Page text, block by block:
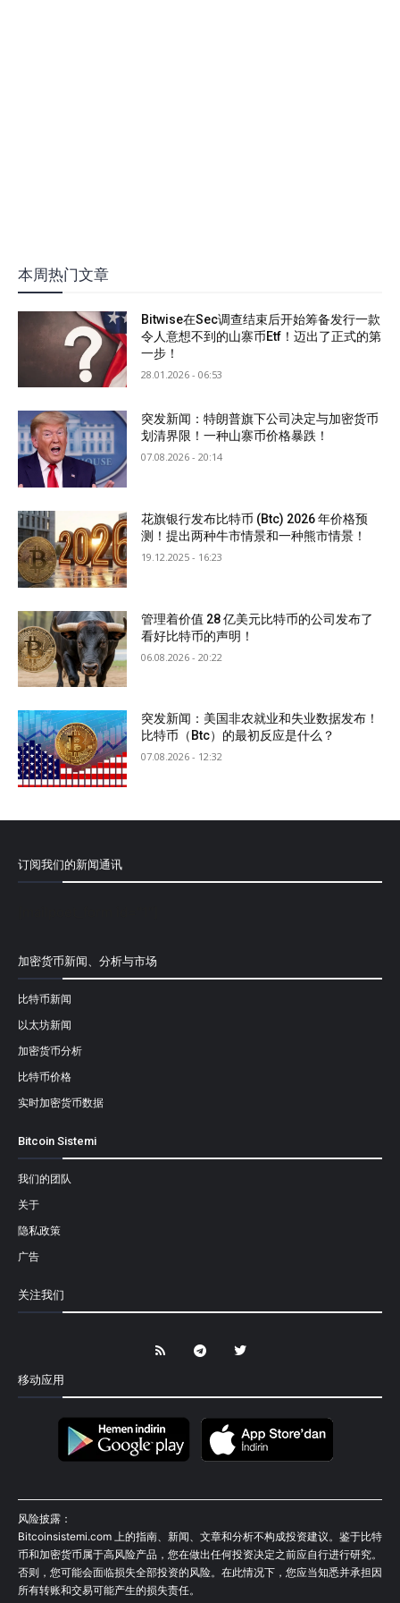
本周热门文章
Bitwise在Sec调查结束后开始筹备发行一款
令人意想不到的山寨币Etf！迈出了正式的第
一步！
28.01.2026 - 06:53
突发新闻：特朗普旗下公司决定与加密货币
划清界限！一种山寨币价格暴跌！
07.08.2026 - 20:14
花旗银行发布比特币 (Btc) 2026 年价格预
测！提出两种牛市情景和一种熊市情景！
19.12.2025 - 16:23
管理着价值 28 亿美元比特币的公司发布了
看好比特币的声明！
06.08.2026 - 20:22
突发新闻：美国非农就业和失业数据发布！
比特币（Btc）的最初反应是什么？
07.08.2026 - 12:32
订阅我们的新闻通讯
加密货币新闻、分析与市场
比特币新闻
以太坊新闻
加密货币分析
比特币价格
实时加密货币数据
Bitcoin Sistemi
我们的团队
关于
隐私政策
广告
关注我们
移动应用
风险披露：
Bitcoinsistemi.com 上的指南、新闻、文章和分析不构成投资建议。鉴于比特
币和加密货币属于高风险产品，您在做出任何投资决定之前应自行进行研究。
否则，您可能会面临损失全部投资的风险。在此情况下，您应当知悉并承担因
所有转账和交易可能产生的损失责任。